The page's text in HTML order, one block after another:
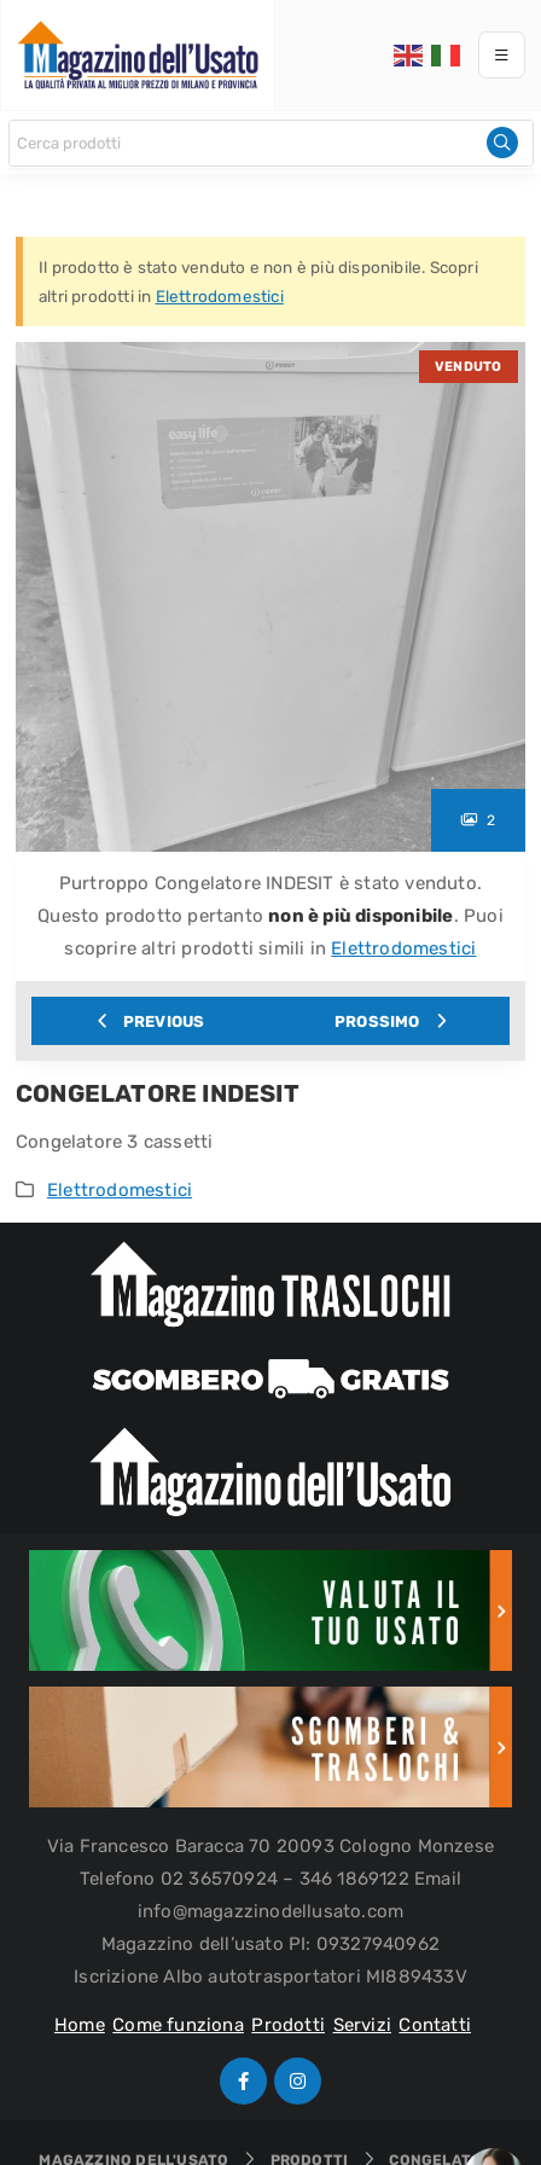
Il prodotto è stato venduto e non è più disponibile. Scopri
altri prodotti in Elettrodomestici
2
VENDUTO
Purtroppo Congelatore INDESIT è stato venduto.
Questo prodotto pertantonon è più disponibile. Puoi
scoprire altri prodotti simili in Elettrodomestici
PREVIOUS PROSSIMO
CONGELATORE INDESIT
Congelatore 3 cassetti
Elettrodomestici
Via Francesco Baracca 70 20093 Cologno Monzese
Telefono 02 36570924 – 346 1869122 Email
info@magazzinodellusato.com
Magazzino dell’usato PI: 09327940962
Iscrizione Albo autotrasportatori MI889433V
Home Come funziona Prodotti Servizi Contatti
MAGAZZINO DELL'USATO PRODOTTI CONGELATORE